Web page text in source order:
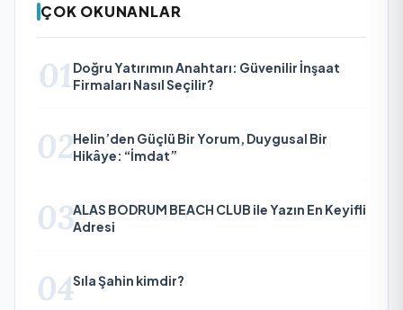
ÇOK OKUNANLAR
01 Doğru Yatırımın Anahtarı: Güvenilir İnşaat
Firmaları Nasıl Seçilir?
02Helin’den Güçlü Bir Yorum, Duygusal Bir
Hikâye: “İmdat”
03ALAS BODRUM BEACH CLUB ile Yazın En Keyifli
Adresi
04Sıla Şahin kimdir?